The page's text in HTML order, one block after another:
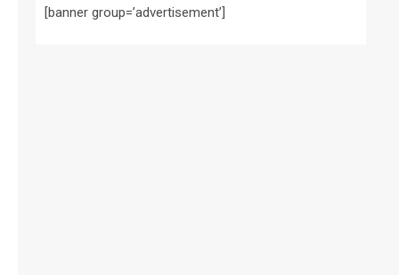
[banner group=’advertisement’]